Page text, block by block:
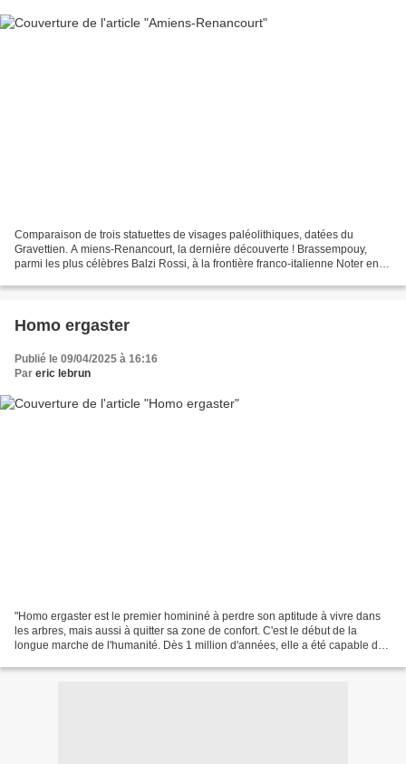
Comparaison de trois statuettes de visages paléolithiques, datées du
Gravettien. A miens-Renancourt, la dernière découverte ! Brassempouy,
parmi les plus célèbres Balzi Rossi, à la frontière franco-italienne Noter en
Homo ergaster
Publié le 09/04/2025 à 16:16
Par eric lebrun
"Homo ergaster est le premier homininé à perdre son aptitude à vivre dans
les arbres, mais aussi à quitter sa zone de confort. C'est le début de la
longue marche de l'humanité. Dès 1 million d'années, elle a été capable de